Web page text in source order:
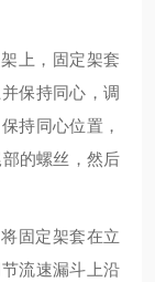
上，固定架套
保持同心，调
持同心位置，
的螺丝，然后
固定架套在立
流速漏斗上沿